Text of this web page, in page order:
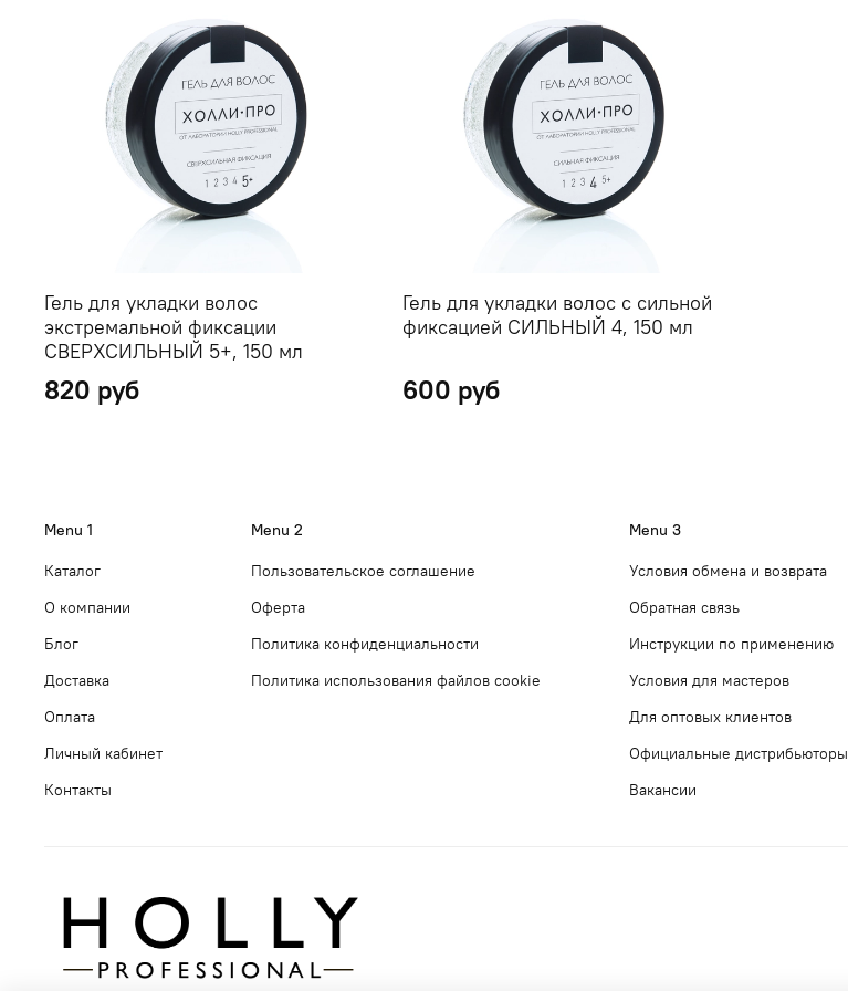
Гель для укладки волос
экстремальной фиксации
СВЕРХСИЛЬНЫЙ 5+, 150 мл
820 руб
Гель для укладки волос с сильной
фиксацией СИЛЬНЫЙ 4, 150 мл
600 руб
Menu 1
Каталог
О компании
Блог
Доставка
Оплата
Личный кабинет
Контакты
Menu 2
Пользовательское соглашение
Оферта
Политика конфиденциальности
Политика использования файлов cookie
Menu 3
Условия обмена и возврата
Обратная связь
Инструкции по применению
Условия для мастеров
Для оптовых клиентов
Официальные дистрибьюторы
Вакансии